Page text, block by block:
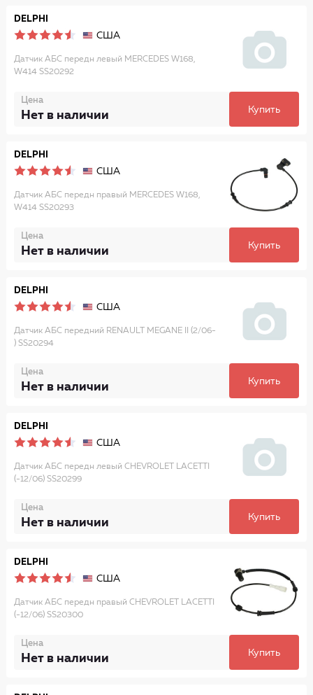
DELPHI
США
Датчик АБС передн левый MERCEDES W168,
W414 SS20292
Цена
Нет в наличии Купить
DELPHI
США
Датчик АБС передн правый MERCEDES W168,
W414 SS20293
Цена
Нет в наличии Купить
DELPHI
США
Датчик АБС передний RENAULT MEGANE II (2/06-
) SS20294
Цена
Нет в наличии Купить
DELPHI
США
Датчик АБС передн левый CHEVROLET LACETTI
(-12/06) SS20299
Цена
Нет в наличии Купить
DELPHI
США
Датчик АБС передн правый CHEVROLET LACETTI
(-12/06) SS20300
Цена
Нет в наличии Купить